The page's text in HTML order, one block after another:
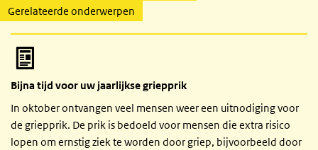
Gerelateerde onderwerpen
Bijna tijd voor uw jaarlijkse griepprik
In oktober ontvangen veel mensen weer een uitnodiging voor
de griepprik. De prik is bedoeld voor mensen die extra risico
lopen om ernstig ziek te worden door griep, bijvoorbeeld door